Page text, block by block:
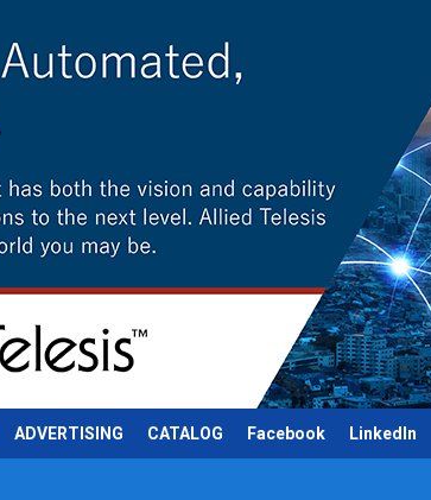
ADVERTISING CATALOG Facebook LinkedIn